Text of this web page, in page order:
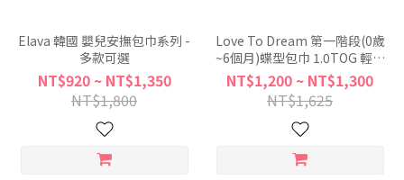
Elava 韓國 嬰兒安撫包巾系列 -
多款可選
NT$920 ~ NT$1,350
NT$1,800
Love To Dream 第一階段(0歲
~6個月)蝶型包巾 1.0TOG 輕薄
NT$1,200 ~ NT$1,300
NT$1,625